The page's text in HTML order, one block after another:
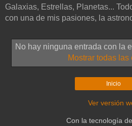
Galaxias, Estrellas, Planetas...
con una de mis pasiones, la
No hay ninguna entrada con la
Mostrar todas las
Inicio
Ver versión
Con la tecnología de